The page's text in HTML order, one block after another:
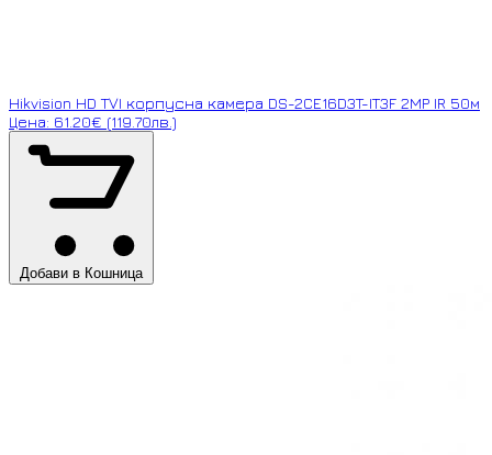
Hikvision HD TVI корпусна камера DS-2CE16D3T-IT3F 2MP IR 50м
Цена: 61.20€ (119.70лв.)
Добави в Кошница